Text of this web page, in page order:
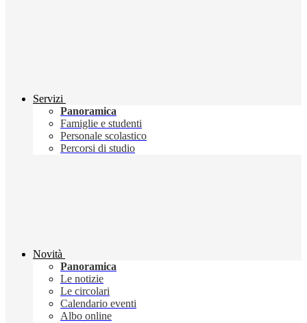
Servizi
Panoramica
Famiglie e studenti
Personale scolastico
Percorsi di studio
Novità
Panoramica
Le notizie
Le circolari
Calendario eventi
Albo online